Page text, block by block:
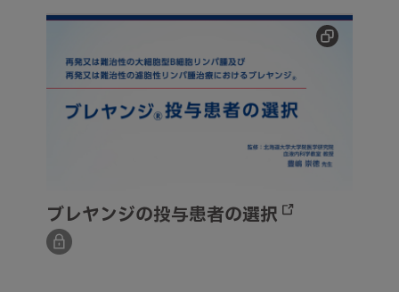
ブレヤンジの投与患者の選択
ブレヤンジの投与患者の選択